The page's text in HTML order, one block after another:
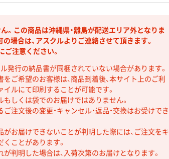
。この商品は沖縄県・離島が配送エリア外となりま
の場合は、アスクルよりご連絡させて頂きます。
ご注意ください。
発行の納品書が同梱されていない場合があります。
ご希望のお客様は、商品到着後、本サイト上のご利
ルにて印刷することが可能です。
しくは袋でのお届けではありません。
注文後の変更・キャンセル・返品・交換はお受けでき
がお届けできないことが判明した際には、ご注文をキ
ことがあります。
判明した場合は、入荷次第のお届けとなります。